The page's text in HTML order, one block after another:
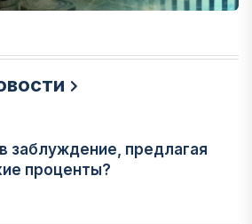
заблуждение, предлагая
проценты?